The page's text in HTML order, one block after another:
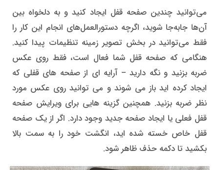
می‌توانید چندین صفحه قفل ایجاد کنید و به دلخواه بین
آن‌ها جابه‌جا شوید، اگرچه دستورالعمل‌های انجام این کار را
فقط می‌توانید در بخش تصویر زمینه تنظیمات پیدا کنید.
هنگامی که صفحه قفل شما فعال است، فقط روی عکس
ضربه بزنید و نگه دارید – آرایه ای از صفحه های قفلی که
ایجاد کرده اید باز می شوند و می توانید روی عکس مورد
نظر ضربه بزنید. همچنین گزینه هایی برای ویرایش صفحه
قفل فعلی یا ایجاد صفحه جدید وجود دارد. اگر از یک صفحه
قفل خاص خسته شده اید، انگشت خود را به سمت بالا
بکشید تا دکمه حذف ظاهر شود.